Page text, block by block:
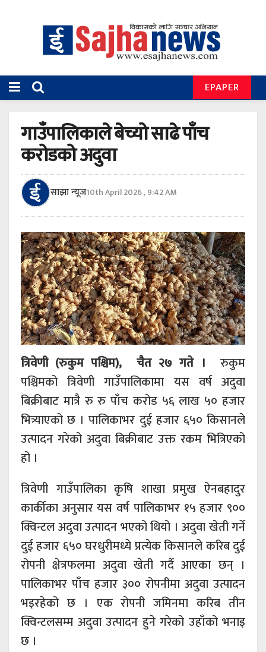
EPAPER
गाउँपालिकाले बेच्यो साढे पाँच
करोडको अदुवा
साझा न्यूज10th April 2026 , 9:42 AM
त्रिवेणी (रुकुम पश्चिम), चैत २७ गते ।
रुकुम
पश्चिमको त्रिवेणी गाउँपालिकामा यस वर्ष अदुवा
बिक्रीबाट मात्रै रु रु पाँच करोड ५६ लाख ५० हजार
भित्र्याएको छ । पालिकाभर दुई हजार ६५० किसानले
उत्पादन गरेको अदुवा बिक्रीबाट उक्त रकम भित्रिएको
हो ।
त्रिवेणी गाउँपालिका कृषि शाखा प्रमुख ऐनबहादुर
कार्कीका अनुसार यस वर्ष पालिकाभर १५ हजार ९००
क्विन्टल अदुवा उत्पादन भएको थियो । अदुवा खेती गर्ने
दुई हजार ६५० घरधुरीमध्ये प्रत्येक किसानले करिब दुई
रोपनी क्षेत्रफलमा अदुवा खेती गर्दै आएका छन् ।
पालिकाभर पाँच हजार ३०० रोपनीमा अदुवा उत्पादन
भइरहेको छ । एक रोपनी जमिनमा करिब तीन
क्विन्टलसम्म अदुवा उत्पादन हुने गरेको उहाँको भनाइ
छ ।